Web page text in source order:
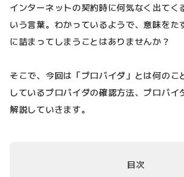
インターネットの契約時に何気なく出てく
いう言葉。わかっているようで、意味をた
に詰まってしまうことはありませんか？
そこで、今回は「プロバイダ」とは何のこ
しているプロバイダの確認方法、プロバイ
解説していきます。
目次